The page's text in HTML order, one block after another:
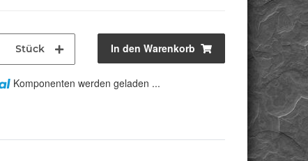
Stück In den Warenkorb
Komponenten werden geladen ...